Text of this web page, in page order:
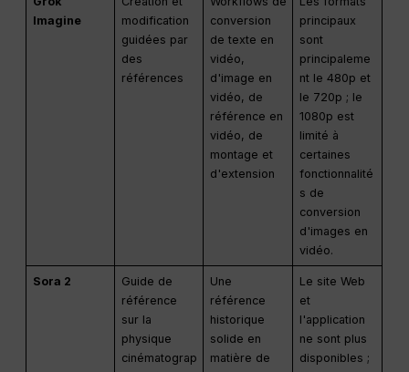
Imagine
modification
guidées par
des
références
conversion
de texte en
vidéo,
d'image en
vidéo, de
référence en
vidéo, de
montage et
d'extension
principaux
sont
principaleme
nt le 480p et
le 720p ; le
1080p est
limité à
certaines
fonctionnalité
s de
conversion
d'images en
vidéo.
Sora 2
Guide de
référence
sur la
physique
cinématograp
Une
référence
historique
solide en
matière de
Le site Web
et
l'application
ne sont plus
disponibles ;